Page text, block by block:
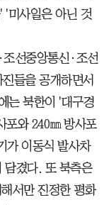
'미사일은 아닌 것
선중앙통신·조선
들을 공개하면서
는 북한이 '대구경
포와 240㎜ 방사포
가 이동식 발사차
담겼다. 또 북측은
서만 진정한 평화